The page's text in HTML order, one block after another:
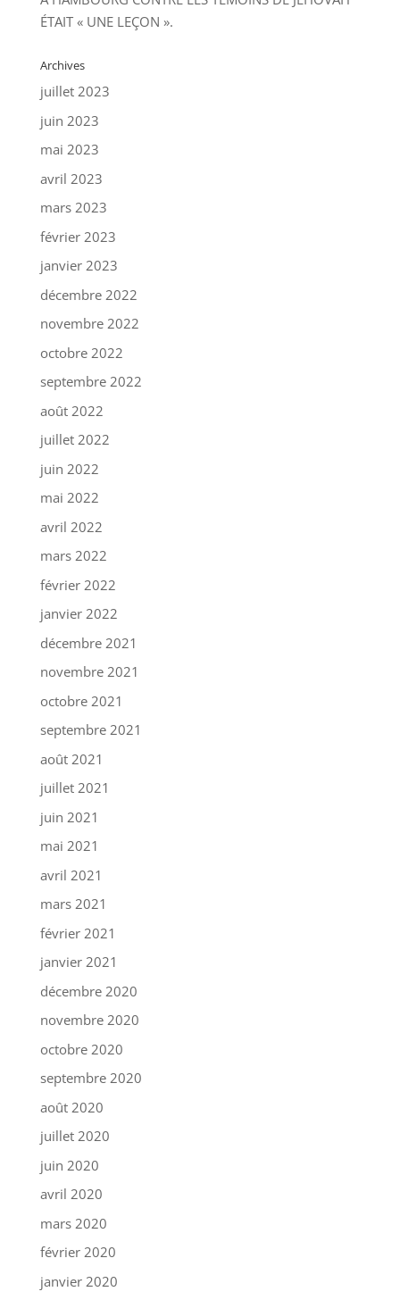
ÉTAIT « UNE LEÇON ».
Archives
juillet 2023
juin 2023
mai 2023
avril 2023
mars 2023
février 2023
janvier 2023
décembre 2022
novembre 2022
octobre 2022
septembre 2022
août 2022
juillet 2022
juin 2022
mai 2022
avril 2022
mars 2022
février 2022
janvier 2022
décembre 2021
novembre 2021
octobre 2021
septembre 2021
août 2021
juillet 2021
juin 2021
mai 2021
avril 2021
mars 2021
février 2021
janvier 2021
décembre 2020
novembre 2020
octobre 2020
septembre 2020
août 2020
juillet 2020
juin 2020
avril 2020
mars 2020
février 2020
janvier 2020